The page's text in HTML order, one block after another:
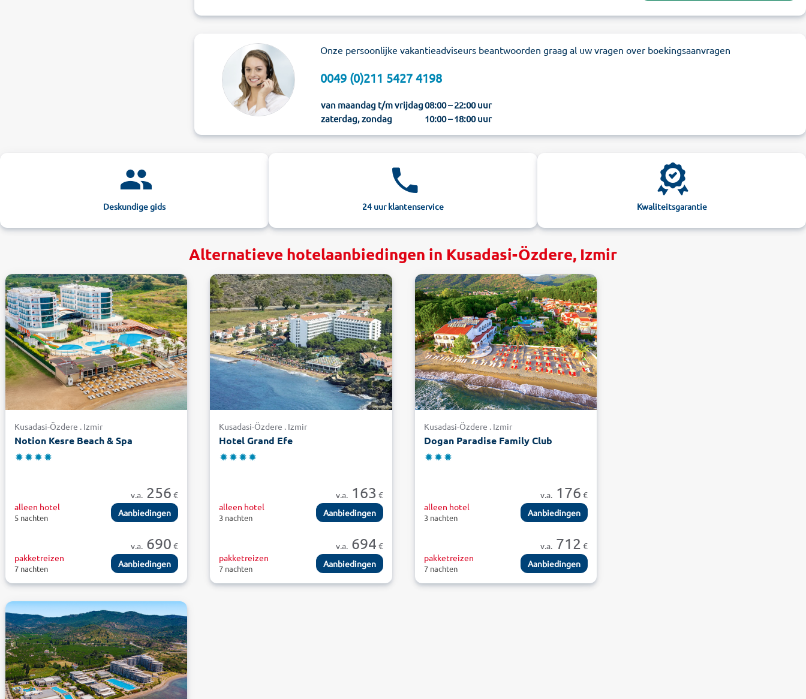
Onze persoonlijke vakantieadviseurs beantwoorden graag al uw vragen over boekingsaanvragen
0049 (0)211 5427 4198
van maandag t/m vrijdag08:00 – 22:00 uur
zaterdag, zondag
10:00 – 18:00 uur
Deskundige gids 24 uur klantenservice Kwaliteitsgarantie
Alternatieve hotelaanbiedingen in Kusadasi-Özdere, Izmir
Kusadasi-Özdere . Izmir
Notion Kesre Beach & Spa
v.a. 256 €
alleen hotel
5 nachten Aanbiedingen
v.a. 690 €
pakketreizen
7 nachten Aanbiedingen
Kusadasi-Özdere . Izmir
Hotel Grand Efe
v.a.163 €
alleen hotel
3 nachten Aanbiedingen
v.a.694 €
pakketreizen
7 nachten Aanbiedingen
Kusadasi-Özdere . Izmir
Dogan Paradise Family Club
v.a. 176 €
alleen hotel
3 nachten Aanbiedingen
v.a. 712 €
pakketreizen
7 nachten Aanbiedingen